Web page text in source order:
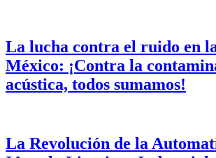
La lucha contra el ruido en
México: ¡Contra la
acústica, todos sumamos!
La Revolución de la